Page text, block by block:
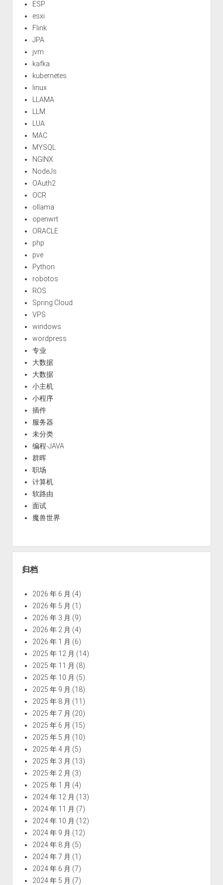
ESP
esxi
Flink
JPA
jvm
kafka
kubernetes
linux
LLAMA
LLM
LUA
MAC
MYSQL
NGINX
NodeJs
OAuth2
OCR
ollama
openwrt
ORACLE
php
pve
Python
robotos
ROS
Spring Cloud
VPS
windows
wordpress
专业
大数据
大数据
小主机
小程序
插件
服务器
未分类
编程-JAVA
群晖
职场
计算机
软路由
面试
魔兽世界
归档
2026 年 6 月 (4)
2026 年 5 月 (1)
2026 年 3 月 (9)
2026 年 2 月 (4)
2026 年 1 月 (6)
2025 年 12 月 (14)
2025 年 11 月 (8)
2025 年 10 月 (5)
2025 年 9 月 (18)
2025 年 8 月 (11)
2025 年 7 月 (20)
2025 年 6 月 (15)
2025 年 5 月 (10)
2025 年 4 月 (5)
2025 年 3 月 (13)
2025 年 2 月 (3)
2025 年 1 月 (4)
2024 年 12 月 (13)
2024 年 11 月 (7)
2024 年 10 月 (12)
2024 年 9 月 (12)
2024 年 8 月 (5)
2024 年 7 月 (1)
2024 年 6 月 (7)
2024 年 5 月 (7)